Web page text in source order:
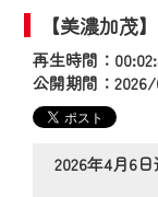
【美濃加茂
再生時間：
公開期間：
2026年4月6
年9月24日
【変更点】
◆デザイン
の動画コン
◆当社アプ
でも・ど